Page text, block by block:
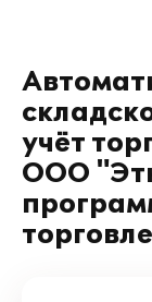
учёт
ООО